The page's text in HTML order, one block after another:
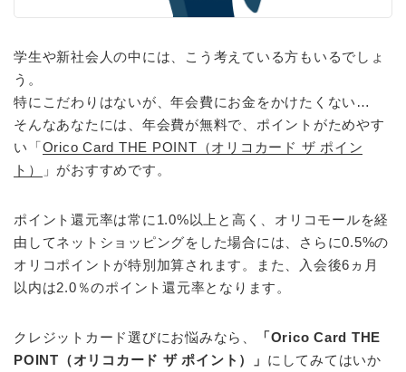
学生や新社会人の中には、こう考えている方もいるでしょ
う。
特にこだわりはないが、年会費にお金をかけたくない…
そんなあなたには、年会費が無料で、ポイントがためやす
い「Orico Card THE POINT（オリコカード ザ ポイン
ト）
」がおすすめです。
ポイント還元率は常に1.0%以上と高く、オリコモールを経
由してネットショッピングをした場合には、さらに0.5%の
オリコポイントが特別加算されます。また、入会後6ヵ月
以内は2.0％のポイント還元率となります。
クレジットカード選びにお悩みなら、
「Orico Card THE
POINT（オリコカード ザ ポイント）」 にしてみてはいか